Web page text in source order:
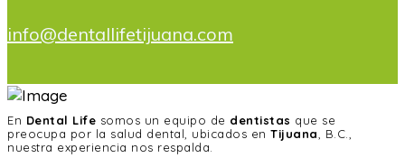
info@dentallifetijuana.com
En Dental Life somos un equipo de dentistas que se
preocupa por la salud dental, ubicados en Tijuana , B.C.,
nuestra experiencia nos respalda.